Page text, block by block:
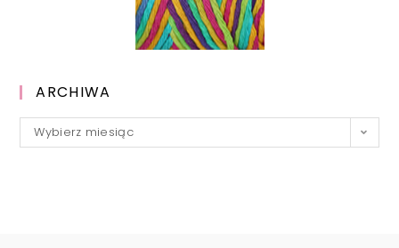
ARCHIWA
Archiwa
Wybierz miesiąc